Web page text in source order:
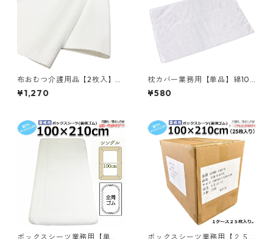
布おむつ介護用品【2枚入】綿
100% 40×130cm 大人用 成人
用 メール便（ポスト投函配
13020
¥1,270
枕カバー業務用【単品】綿10
0% 42×68cm 通常タイプ ピ
ローケース 封筒型 ホワイト 白
泊／367560930
¥580
ボックスシーツ業務用【単
ボックスシーツ業務用【２５